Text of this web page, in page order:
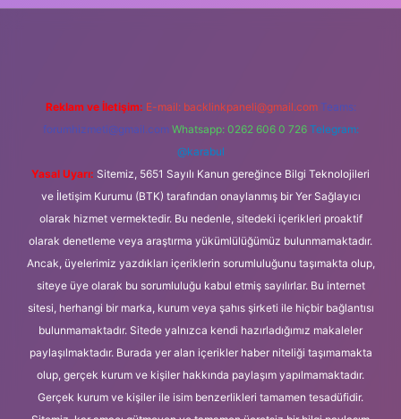
Reklam ve İletişim: E-mail: backlinkpaneli@gmail.com Teams:
forumhizmeti@gmail.com Whatsapp: 0262 606 0 726 Telegram:
@karabul
Yasal Uyarı: Sitemiz, 5651 Sayılı Kanun gereğince Bilgi Teknolojileri
ve İletişim Kurumu (BTK) tarafından onaylanmış bir Yer Sağlayıcı
olarak hizmet vermektedir. Bu nedenle, sitedeki içerikleri proaktif
olarak denetleme veya araştırma yükümlülüğümüz bulunmamaktadır.
Ancak, üyelerimiz yazdıkları içeriklerin sorumluluğunu taşımakta olup,
siteye üye olarak bu sorumluluğu kabul etmiş sayılırlar. Bu internet
sitesi, herhangi bir marka, kurum veya şahıs şirketi ile hiçbir bağlantısı
bulunmamaktadır. Sitede yalnızca kendi hazırladığımız makaleler
paylaşılmaktadır. Burada yer alan içerikler haber niteliği taşımamakta
olup, gerçek kurum ve kişiler hakkında paylaşım yapılmamaktadır.
Gerçek kurum ve kişiler ile isim benzerlikleri tamamen tesadüfidir.